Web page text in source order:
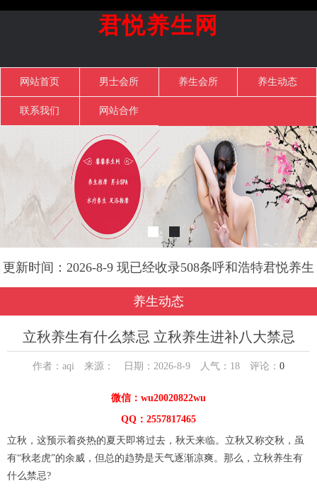
君悦养生网
网站首页 男士会所 养生会所 养生动态
联系我们 网站合作
更新时间：2026-8-9 现已经收录508条呼和浩特君悦养生
网信息
养生动态
立秋养生有什么禁忌 立秋养生进补八大禁忌
作者：aqi 来源： 日期：2026-8-9 人气： 18 评论： 0
微信：wu20020822wu
QQ：2557817465
立秋，这预示着炎热的夏天即将过去，秋天来临。立秋又称交秋，虽
有“秋老虎”的余威，但总的趋势是天气逐渐凉爽。那么，立秋养生有
什么禁忌?